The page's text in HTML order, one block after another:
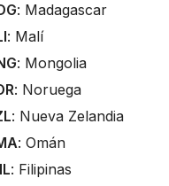
: Madagascar
: Malí
: Mongolia
: Noruega
: Nueva Zelandia
: Omán
: Filipinas